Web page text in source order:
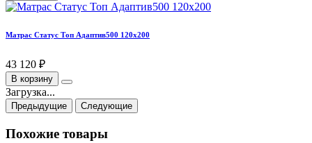
Матрас Статус Топ Адаптив500 120х200
43 120 ₽
В корзину
Загрузка...
Предыдущие Следующие
Похожие товары